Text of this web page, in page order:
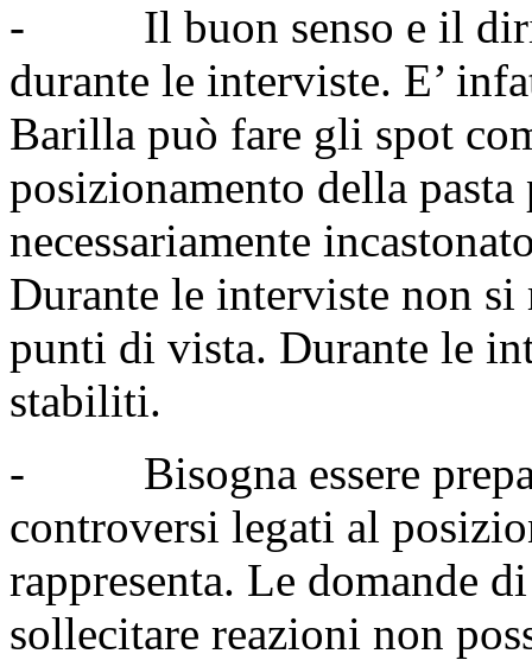
- Il buon senso e il
durante le interviste. E’
Barilla può fare gli spot
posizionamento della
necessariamente
Durante le interviste non
punti di vista. Durante le
stabiliti.
- Bisogna essere
controversi legati al
rappresenta. Le domande
sollecitare reazioni non